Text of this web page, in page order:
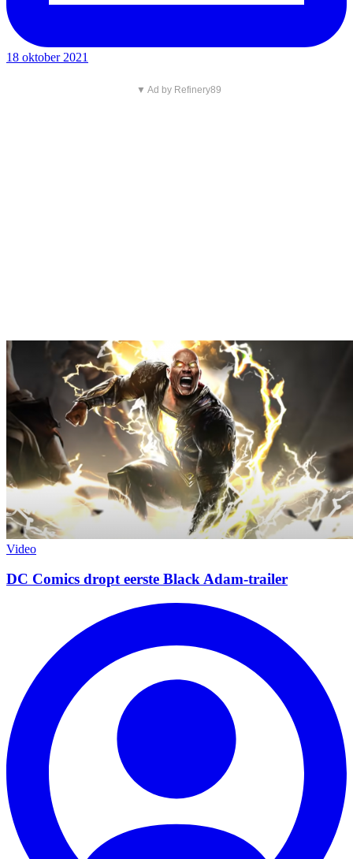
18 oktober 2021
▼ Ad by Refinery89
Video
DC Comics dropt eerste Black Adam-trailer